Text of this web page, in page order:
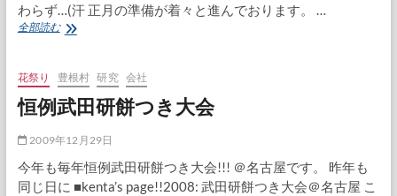
わらず…(汗 正月の準備が着々と進んでおります。 …
全部読む実
餅
つ
き
花祭り 豊根村 研究 会社
恒例武田研餅つき大会
2009年12月29日
今年も毎年恒例武田研餅つき大会!!! ＠名古屋です。 昨年も
同じ日に ■kenta’s page!!2008: 武田研餅つき大会＠名古屋 こ